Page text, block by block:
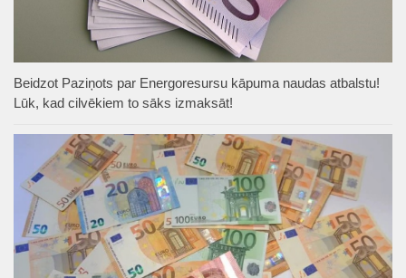
Beidzot Paziņots par Energoresursu kāpuma naudas atbalstu!
Lūk, kad cilvēkiem to sāks izmaksāt!